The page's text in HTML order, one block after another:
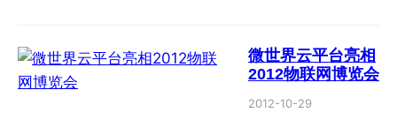
微世界云平台亮相
2012物联网博览会
2012-10-29